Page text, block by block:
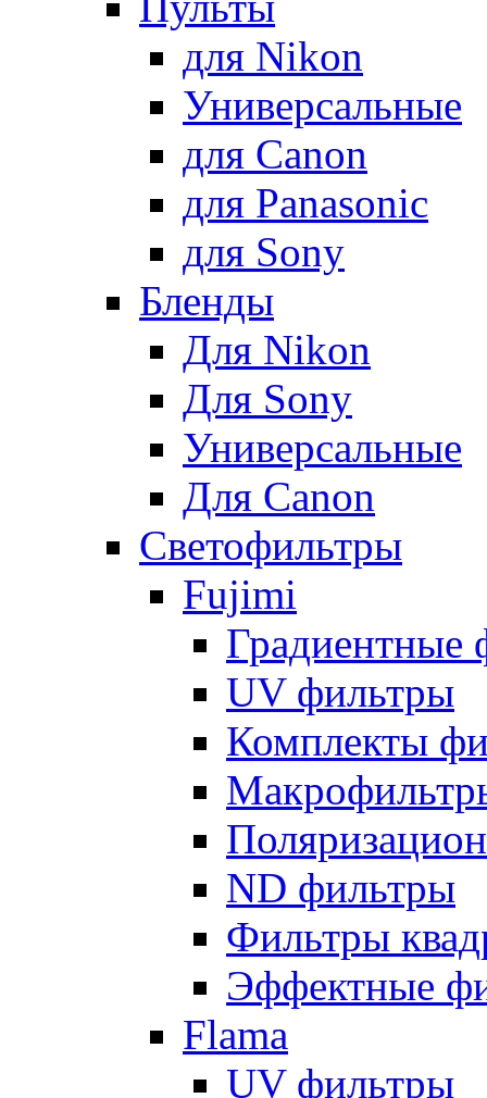
для Nikon
Универсальные
для Canon
для Panasonic
для Sony
Бленды
Для Nikon
Для Sony
Универсальные
Для Canon
Светофильтры
Fujimi
Градиентные
UV фильтры
Комплекты
ND фильтры
Фильтры
Эффектные
Flama
UV фильтры